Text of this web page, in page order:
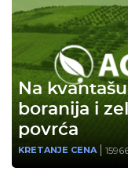
Na
boranija i
povrća
KRETANJE CENA